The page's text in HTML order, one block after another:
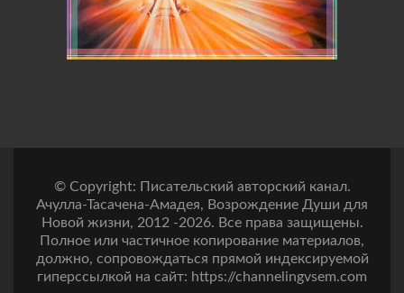
© Copyright: Писательский авторский канал.
Ачулла-Тасачена-Амадея, Возрождение Души для
Новой жизни, 2012 -2026. Все права защищены.
Полное или частичное копирование материалов,
должно, сопровождаться прямой индексируемой
гиперссылкой на сайт: https://channelingvsem.com